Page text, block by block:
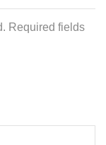
Required fields